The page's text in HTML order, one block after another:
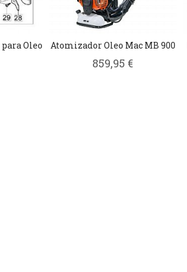
Oleo Atomizador Oleo Mac MB 900
859,95 €